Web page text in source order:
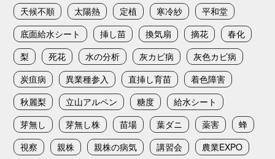
天候不順
太陽熱 定植 寒冷紗
平和堂
底面給水シート
挿し苗 換気扇 摘花
春化
梨
死花 水の分析 灰カビ病
灰色カビ病
炭疽病
異業種参入 直挿し育苗
着色障害
秋麗梨
立山アルペン 糖度
給水シート
芽無し
芽無し株 苗場 葉ダニ 薬害
蜂
視察
親株 親株の病気 講習会
農業EXPO